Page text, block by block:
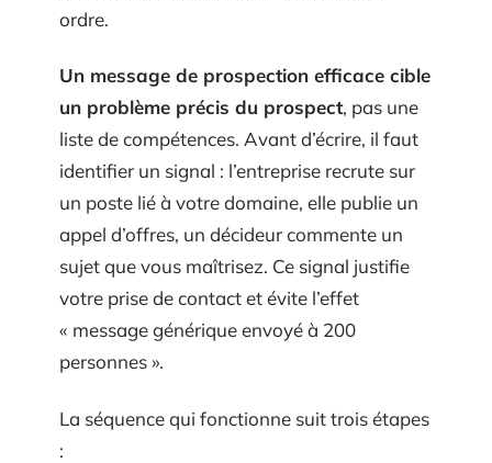
ordre.
Un message de prospection efficace cible
un problème précis du prospect, pas une
liste de compétences. Avant d’écrire, il faut
identifier un signal : l’entreprise recrute sur
un poste lié à votre domaine, elle publie un
appel d’offres, un décideur commente un
sujet que vous maîtrisez. Ce signal justifie
votre prise de contact et évite l’effet
« message générique envoyé à 200
personnes ».
La séquence qui fonctionne suit trois étapes
: